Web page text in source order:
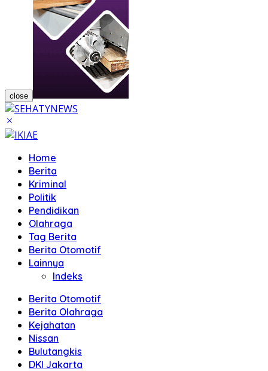
close
Home
Berita
Kriminal
Politik
Pendidikan
Olahraga
Tag Berita
Berita Otomotif
Lainnya
Indeks
Berita Otomotif
Berita Olahraga
Kejahatan
Nissan
Bulutangkis
DKI Jakarta